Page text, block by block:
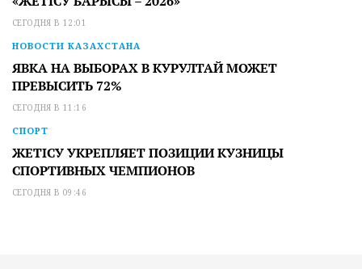
СЕГОДНЯ В 12:01
НОВОСТИ КАЗАХСТАНА
ЯВКА НА ВЫБОРАХ В КУРУЛТАЙ МОЖЕТ
ПРЕВЫСИТЬ 72%
СЕГОДНЯ В 11:16
СПОРТ
ЖЕТІСУ УКРЕПЛЯЕТ ПОЗИЦИИ КУЗНИЦЫ
СПОРТИВНЫХ ЧЕМПИОНОВ
СЕГОДНЯ В 09:46